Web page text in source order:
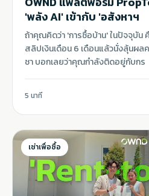
'พลัง AI' เข้ากับ 'อสังหาฯ
ถ้าคุณคิดว่า 'การซื้อบ้าน' ในปัจจุบัน
สลิปเงินเดือน 6 เดือนแล้วนั่งลุ้นผล
ชา บอกเลยว่าคุณกำลังติดอยู่กับกร
5 นาที
เช่าเพื่อซื้อ